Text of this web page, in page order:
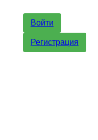
Войти
Регистрация